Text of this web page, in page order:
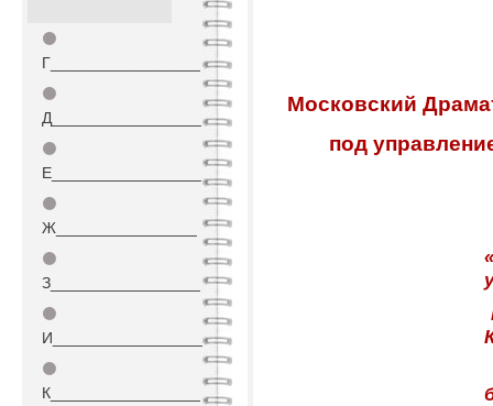
⚫
Г_________________
⚫
Д_________________
⚫
Е_________________
⚫
Ж________________
⚫
З_________________
⚫
И_________________
⚫
К_________________
Московский
под